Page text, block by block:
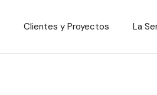
Clientes y Proyectos La